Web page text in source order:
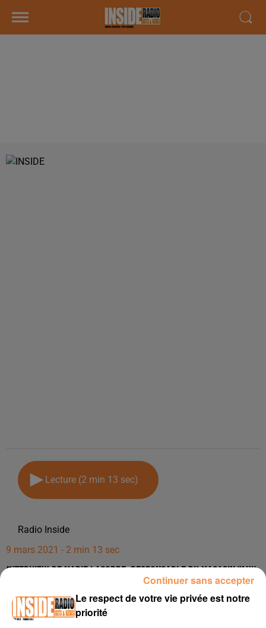
Lecture (2 min 13 sec)
Radio Inside
9 mars 2021 - 2 min 13 sec
INTERVIEW DE MARIE LAGORRE, RESPONSABLE DU MAGASIN "AUX
VERGERS DE PIAC" À BILLÈRE, SUR RADIO INSIDE
Interview de Marie Lagorre, responsable du magasin "Aux
Le respect de votre vie privée est notre
priorité
Continuer sans accepter